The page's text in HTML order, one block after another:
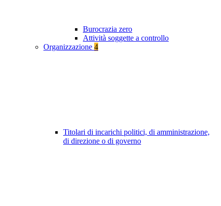
Burocrazia zero
Attività soggette a controllo
Organizzazione 4
Titolari di incarichi politici, di amministrazione,
di direzione o di governo